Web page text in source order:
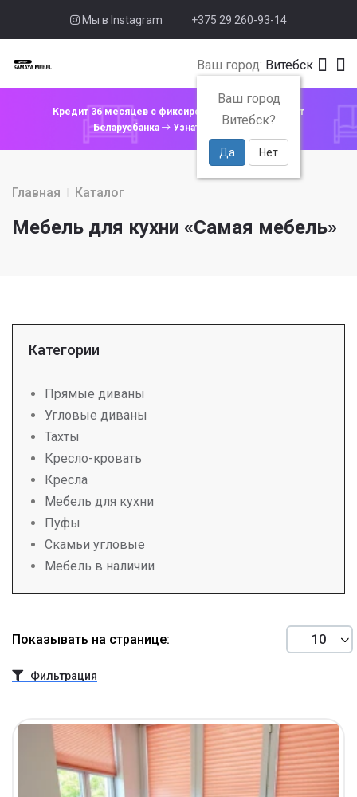
Мы в Instagram +375 29 260-93-14
Ваш город: Витебск
Ваш город
Витебск?
Да Нет
Кредит 36 месяцев с фиксированной ставкой 4% от
Беларусбанка
Узнать подробнее
Главная Каталог
Мебель для кухни «Самая мебель»
Категории
Прямые диваны
Угловые диваны
Тахты
Кресло-кровать
Кресла
Мебель для кухни
Пуфы
Скамьи угловые
Мебель в наличии
Показывать на странице:
Фильтрация